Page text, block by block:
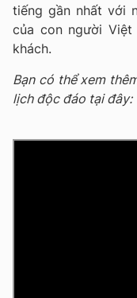
tiếng gần nhất với
của con người
khách.
Bạn có thể xem
lịch độc đáo tại đây: